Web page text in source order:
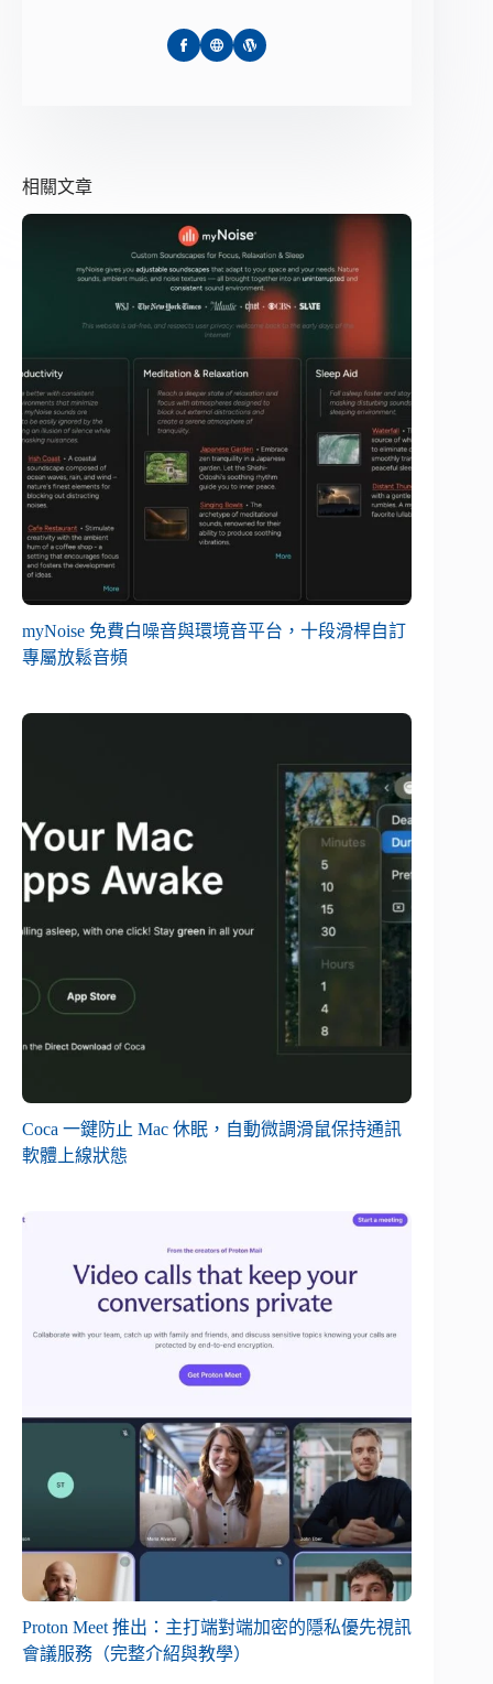
相關文章
myNoise 免費白噪音與環境音平台，十段滑桿自訂
專屬放鬆音頻
Coca 一鍵防止 Mac 休眠，自動微調滑鼠保持通訊
軟體上線狀態
Proton Meet 推出：主打端對端加密的隱私優先視訊
會議服務（完整介紹與教學）